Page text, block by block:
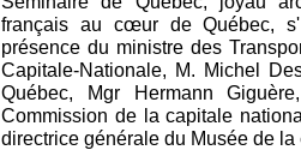
français au cœur de Québec,
présence du ministre des
Capitale-Nationale, M. Michel
Québec, Mgr Hermann
Commission de la capitale
directrice générale du Musée de